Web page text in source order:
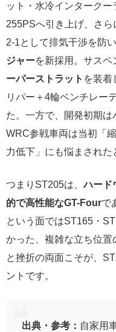
ット・水冷インターク
255PSへ引き上げ、さ
2-1として排気干渉を防
ジャーを新採用。サスペ
ーパーストラット を装着
リパー＋4輪ベンチレー
た。一方で、開発初期は
WRC参戦車両は当初「
力低下」にも悩まされた
つまりST205は、 ハード
的で高性能なGT-Fourで
という面ではST165・
かった、複雑な立ち位
と挫折の両面こそが、
ントです。
出典・参考： 自家用